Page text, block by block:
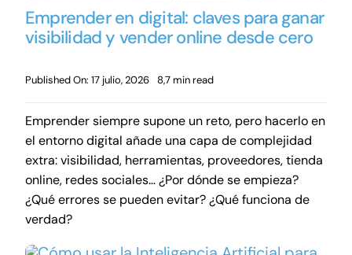
Emprender en digital: claves para ganar
visibilidad y vender online desde cero
Published On: 17 julio, 2026 8,7 min read
Emprender siempre supone un reto, pero hacerlo en
el entorno digital añade una capa de complejidad
extra: visibilidad, herramientas, proveedores, tienda
online, redes sociales… ¿Por dónde se empieza?
¿Qué errores se pueden evitar? ¿Qué funciona de
verdad?